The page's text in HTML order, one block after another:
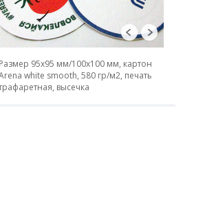
Размер 95х95 мм/100х100 мм, картон
white smooth, 580 гр/м2, печать
высечка